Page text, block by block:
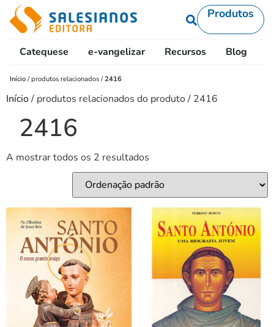
Produtos
Catequese e-vangelizar Recursos Blog
Início /produtos relacionados /2416
Início/ produtos relacionados do produto / 2416
2416
A mostrar todos os 2 resultados